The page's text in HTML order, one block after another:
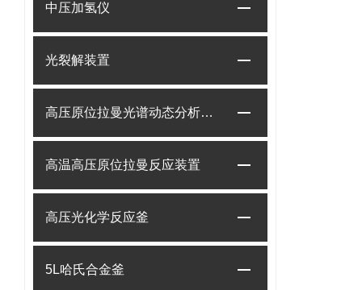
中压加氢仪
光裂解装置
高压原位拉曼光谱动态分析系统
高温高压原位拉曼反应装置
高压光化学反应釜
5L哈氏合金釜